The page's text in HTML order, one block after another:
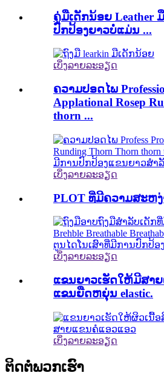
ຄູ່ມືເດັກນ້ອຍ Leather
ປົກປ້ອງຍາວບໍ່ແມ່ນ ...
ເບິ່ງລາຍລະອຽດ
ຄວາມປອດໄພ
Applational Rosep
thorn ...
ເບິ່ງລາຍລະອຽດ
PLOT ທີ່ມີຄວາມສະຫງ່
ເບິ່ງລາຍລະອຽດ
ແຂນຍາວເຮັດໃຫ້ມີສາ
ແຂນຍືດຫຍຸ່ນ elastic.
ເບິ່ງລາຍລະອຽດ
ຕິດຕໍ່ພວກເຮົາ